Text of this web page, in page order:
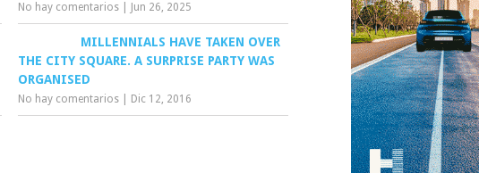
No hay comentarios Jun 26, 2025
MILLENNIALS HAVE TAKEN OVER
THE CITY SQUARE. A SURPRISE PARTY WAS
ORGANISED
No hay comentarios Dic 12, 2016